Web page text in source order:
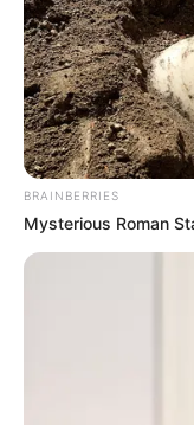
BRAINBERRIES
Mysterious Roman